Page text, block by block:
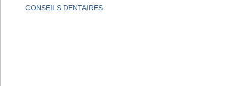
CONSEILS DENTAIRES